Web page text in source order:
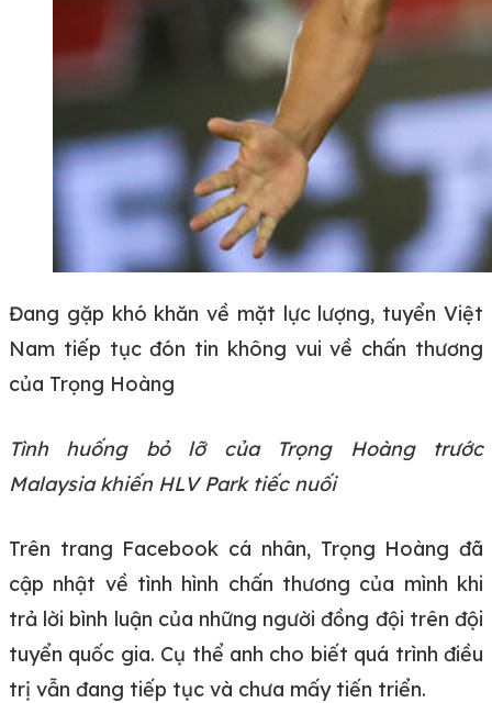
Đang gặp khó khăn về mặt lực lượng, tuyển Việt
Nam tiếp tục đón tin không vui về chấn thương
của Trọng Hoàng
Tình huống bỏ lỡ của Trọng Hoàng trước
Malaysia khiến HLV Park tiếc nuối
Trên trang Facebook cá nhân, Trọng Hoàng đã
cập nhật về tình hình chấn thương của mình khi
trả lời bình luận của những người đồng đội trên đội
tuyển quốc gia. Cụ thể anh cho biết quá trình điều
trị vẫn đang tiếp tục và chưa mấy tiến triển.